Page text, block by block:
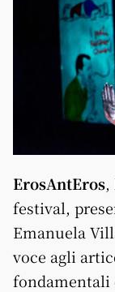
ErosAntEros,
festival,
Emanuela
voce agli
fondamentali